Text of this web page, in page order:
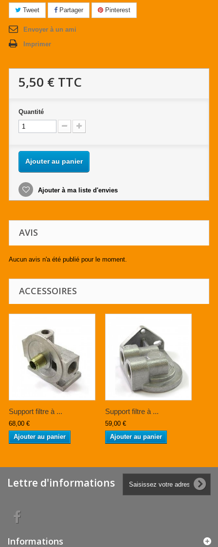
Tweet Partager Pinterest
Envoyer à un ami
Imprimer
5,50 € TTC
Quantité
Ajouter au panier
Ajouter à ma liste d'envies
AVIS
Aucun avis n'a été publié pour le moment.
ACCESSOIRES
Support filtre à ...
68,00 €
Ajouter au panier
Support filtre à ...
59,00 €
Ajouter au panier
Lettre d'informations
Informations